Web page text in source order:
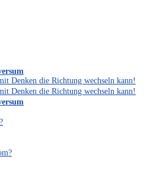
Denken die Richtung wechseln kann!
Denken die Richtung wechseln kann!